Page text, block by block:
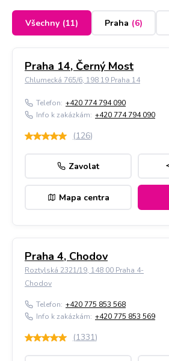
Všechny (11) Praha (6)
Praha 14, Černý Most
Chlumecká 765/6, 198 19 Praha 14
Telefon: +420 774 794 090
Info k zakázkám: +420 774 794 090
(126)
Zavolat
Mapa centra
Praha 4, Chodov
Roztylská 2321/19, 148 00 Praha 4-
Chodov
Telefon: +420 775 853 568
Info k zakázkám: +420 775 853 569
(1331)